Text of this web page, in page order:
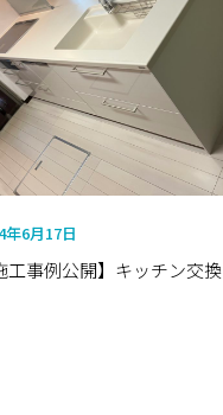
年6月17日
工事例公開】キッチン交換